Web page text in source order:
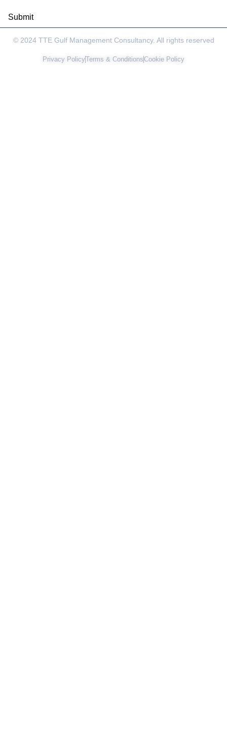
© 2024 TTE Gulf Management Consultancy. All rights reserved
Privacy PolicyTerms & ConditionsCookie Policy